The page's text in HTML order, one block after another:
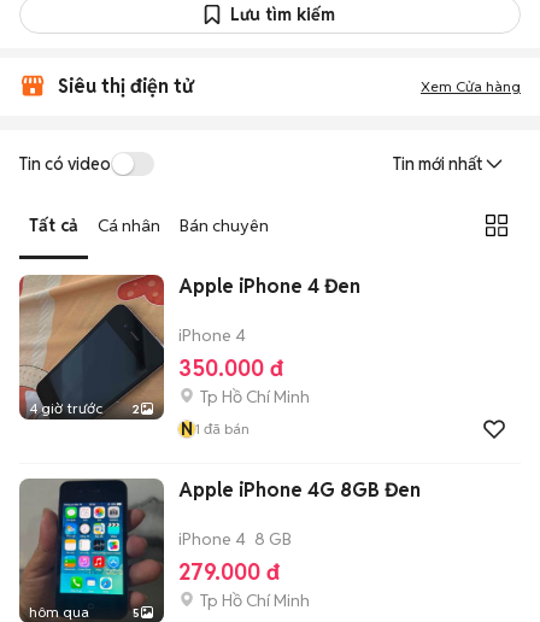
Lưu tìm kiếm
Siêu thị điện tử Xem Cửa hàng
Tin có video Tin mới nhất
Tất cả Cá nhân Bán chuyên
4 giờ trước 2
Apple iPhone 4 Đen
iPhone 4
350.000 đ
Tp Hồ Chí Minh
N1 đã bán
hôm qua 5
Apple iPhone 4G 8GB Đen
iPhone 4 8 GB
279.000 đ
Tp Hồ Chí Minh